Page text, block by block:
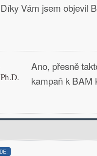
Díky Vám jsem objevil
Ano, přesně
kampaň k BAM